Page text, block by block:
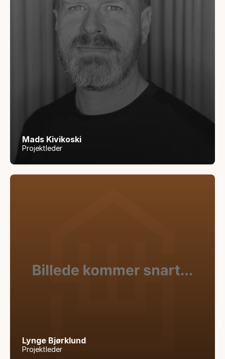
Mads Kivikoski
Projektleder
Lynge Bjørklund
Projektleder